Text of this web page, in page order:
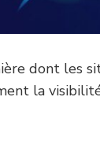
dont les
la